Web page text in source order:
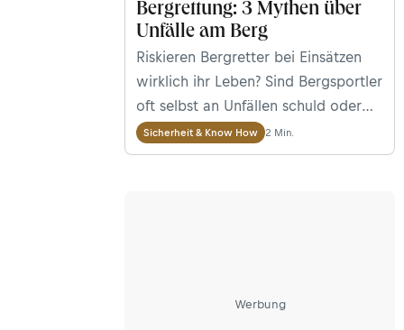
Bergrettung: 3 Mythen über
Unfälle am Berg
Riskieren Bergretter bei Einsätzen
wirklich ihr Leben? Sind Bergsportler
oft selbst an Unfällen schuld oder
sogar verantwortungslos? Die
Bergrettung Salzburg klärt drei
Sicherheit & Know How 2 Min.
Werbung